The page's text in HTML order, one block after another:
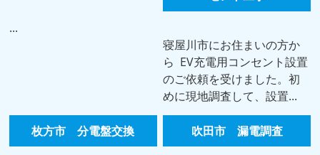
...
寝屋川市にお住まいの方か
ら EV充電用コンセント設置
のご依頼を受けました。初
めに現地調査して、設置...
枚方市 分電盤交換 吹田市 漏電調査